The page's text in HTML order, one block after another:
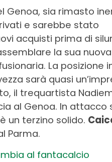
Genoa, sia rimasto
e sarebbe stato
acquisti prima di
la sua nuova
La posizione
sarà quasi
il trequartista
al Genoa. In attacco
è un terzino solido.
Parma.
al fantacalcio